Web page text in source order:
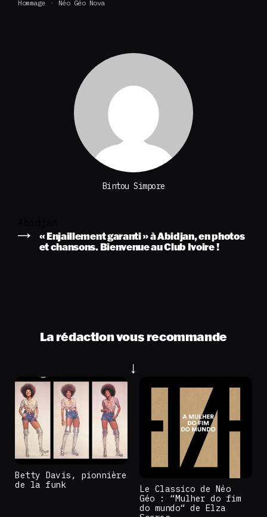
Hommage Néo Géo Nova
Bintou Simpore
« Enjaillement garanti » à Abidjan, en photos
et chansons. Bienvenue au Club Ivoire !
La rédaction vous recommande
Betty Davis, pionnière
de la funk
Le Classico de Néo
Géo : “Mulher do fim
do mundo“ de Elza